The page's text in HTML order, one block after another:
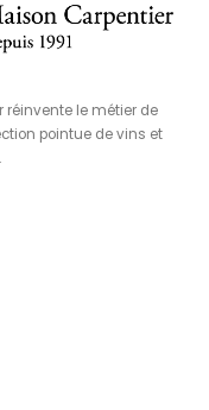
réinvente le métier de
pointue de vins et